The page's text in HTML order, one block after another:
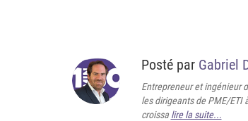
Posté par Gabriel
Entrepreneur et ingénieur
les dirigeants de PME/ETI
croissa lire la suite...